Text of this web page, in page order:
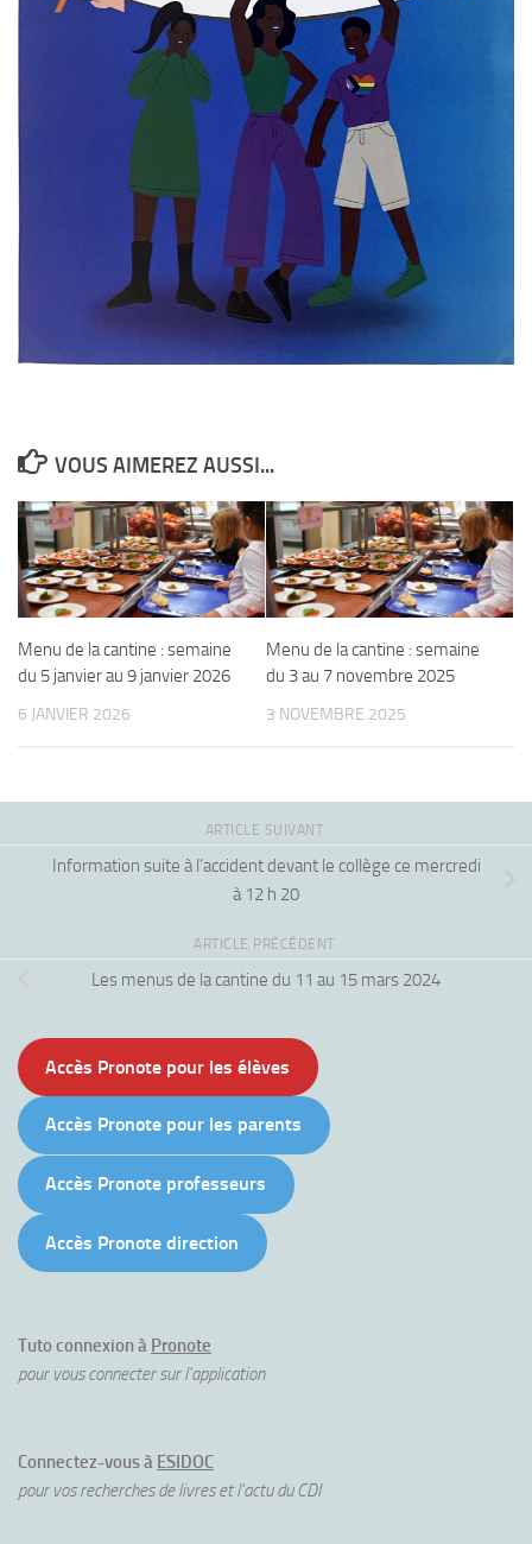
VOUS AIMEREZ AUSSI...
Menu de la cantine : semaine
du 5 janvier au 9 janvier 2026
6 JANVIER 2026
Menu de la cantine : semaine
du 3 au 7 novembre 2025
3 NOVEMBRE 2025
ARTICLE SUIVANT
Information suite à l’accident devant le collège ce mercredi
à 12 h 20
ARTICLE PRÉCÉDENT
Les menus de la cantine du 11 au 15 mars 2024
Accès Pronote pour les élèves
Accès Pronote pour les parents
Accès Pronote professeurs
Accès Pronote direction
Tuto connexion à Pronote
pour vous connecter sur l'application
Connectez-vous à ESIDOC
pour vos recherches de livres et l'actu du CDI